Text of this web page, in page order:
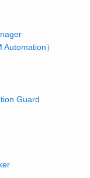
）
Guard